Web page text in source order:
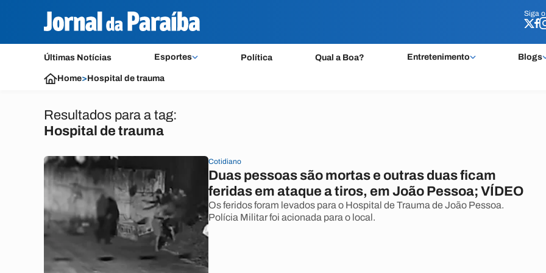
Siga o
Últimas Notícias Esportes Política Qual a Boa? Entretenimento Blogs
Siga o
Home>Hospital de trauma
Resultados para a tag:
Hospital de trauma
Cotidiano
Duas pessoas são mortas e outras duas ficam
feridas em ataque a tiros, em João Pessoa; VÍDEO
Os feridos foram levados para o Hospital de Trauma de João Pessoa.
Polícia Militar foi acionada para o local.